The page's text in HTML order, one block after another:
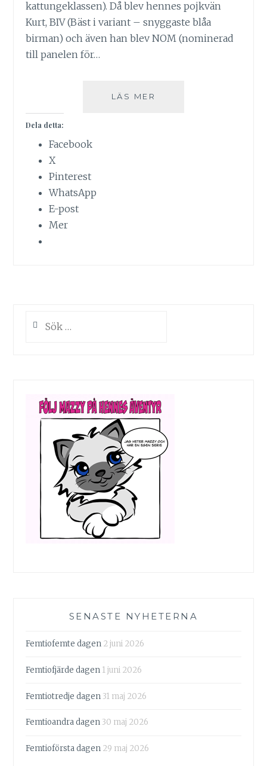
kattungeklassen). Då blev hennes pojkvän
Kurt, BIV (Bäst i variant – snyggaste blåa
birman) och även han blev NOM (nominerad
till panelen för…
LÄS MER
Dela detta:
Facebook
X
Pinterest
WhatsApp
E-post
Mer
efter:
SENASTE NYHETERNA
Femtiofemte dagen 2 juni 2026
Femtiofjärde dagen 1 juni 2026
Femtiotredje dagen 31 maj 2026
Femtioandra dagen 30 maj 2026
Femtioförsta dagen 29 maj 2026